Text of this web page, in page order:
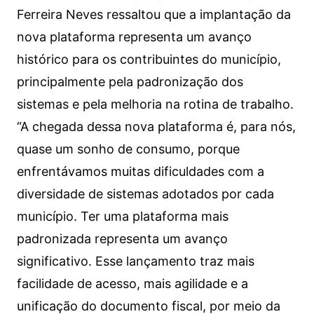
Ferreira Neves ressaltou que a implantação da
nova plataforma representa um avanço
histórico para os contribuintes do município,
principalmente pela padronização dos
sistemas e pela melhoria na rotina de trabalho.
“A chegada dessa nova plataforma é, para nós,
quase um sonho de consumo, porque
enfrentávamos muitas dificuldades com a
diversidade de sistemas adotados por cada
município. Ter uma plataforma mais
padronizada representa um avanço
significativo. Esse lançamento traz mais
facilidade de acesso, mais agilidade e a
unificação do documento fiscal, por meio da